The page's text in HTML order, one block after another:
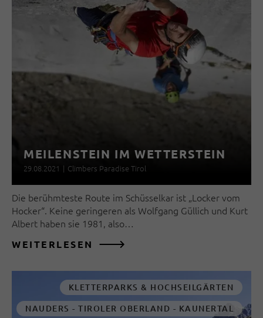
MEILENSTEIN IM WETTERSTEIN
29.08.2021 | Climbers Paradise Tirol
Die berühmteste Route im Schüsselkar ist „Locker vom
Hocker“. Keine geringeren als Wolfgang Güllich und Kurt
Albert haben sie 1981, also…
WEITERLESEN
KLETTERPARKS & HOCHSEILGÄRTEN
NAUDERS - TIROLER OBERLAND - KAUNERTAL